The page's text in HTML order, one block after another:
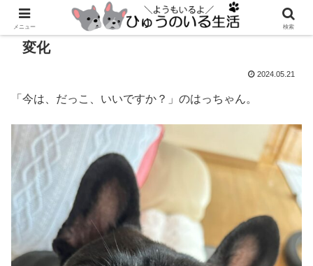
変化
2024.05.21
「今は、だっこ、いいですか？」のはっちゃん。
メニュー 検索